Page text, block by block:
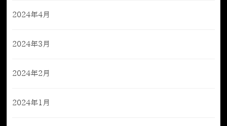
2024年4月
2024年3月
2024年2月
2024年1月